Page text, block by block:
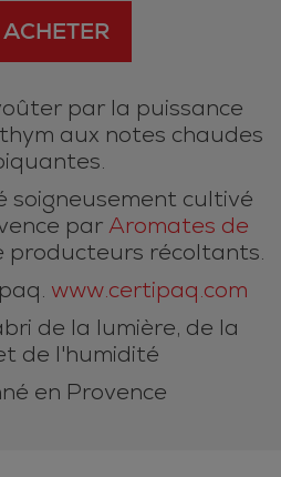
ACHETER
par la puissance
aux notes chaudes
soigneusement cultivé
par Aromates de
producteurs récoltants.
www.certipaq.com
de la lumière, de la
de l'humidité
en Provence